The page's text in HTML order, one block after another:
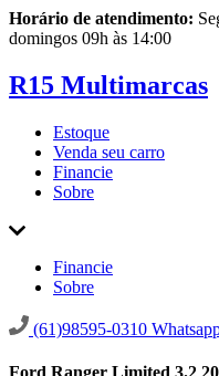
Horário de atendimento:
domingos 09h às 14:00
R15 Multimarcas
Estoque
Venda seu carro
Financie
Sobre
Financie
Sobre
(61)98595-0310
Ford Ranger Limited 3.2